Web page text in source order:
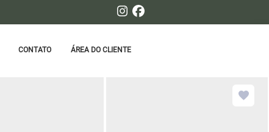
CONTATO ÁREA DO CLIENTE